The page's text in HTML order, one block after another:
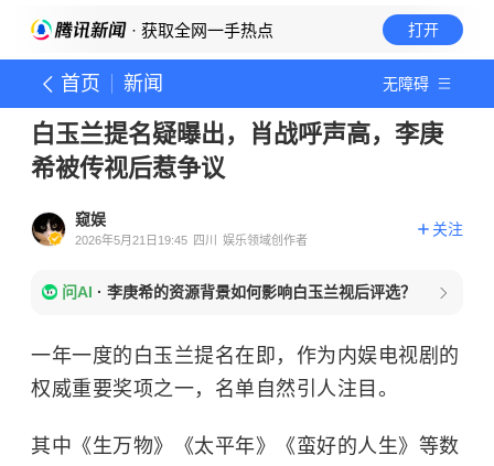
· 获取全网一手热点 打开
首页 新闻 无障碍
白玉兰提名疑曝出，肖战呼声高，李庚
希被传视后惹争议
窥娱
2026年5月21日19:45 四川 娱乐领域创作者
关注
问AI · 李庚希的资源背景如何影响白玉兰视后评选？
一年一度的白玉兰提名在即，作为内娱电视剧的
权威重要奖项之一，名单自然引人注目。
其中《生万物》《太平年》《蛮好的人生》等数